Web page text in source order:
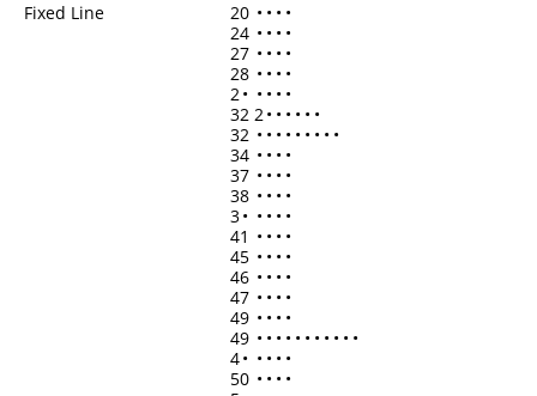
Fixed Line
20 • • • •
24 • • • •
27 • • • •
28 • • • •
2• • • • •
32 2• • • • • •
32 • • • • • • • • •
34 • • • •
37 • • • •
38 • • • •
3• • • • •
41 • • • •
45 • • • •
46 • • • •
47 • • • •
49 • • • •
49 • • • • • • • • • • •
4• • • • •
50 • • • •